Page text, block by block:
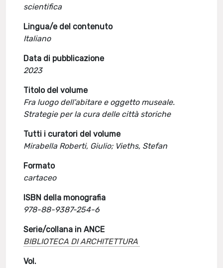
scientifica
Lingua/e del contenuto
Italiano
Data di pubblicazione
2023
Titolo del volume
Fra luogo dell'abitare e oggetto museale.
Strategie per la cura delle città storiche
Tutti i curatori del volume
Mirabella Roberti, Giulio; Vieths, Stefan
Formato
cartaceo
ISBN della monografia
978-88-9387-254-6
Serie/collana in ANCE
BIBLIOTECA DI ARCHITETTURA
Vol.